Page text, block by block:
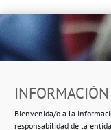
Bienvenida/o a la
responsabilidad de la
Ropero
Beasáin 25-33